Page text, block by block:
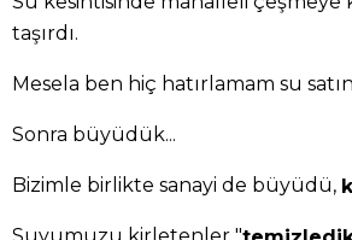
taşırdı.
Mesela ben hiç hatırlamam su satın
Sonra büyüdük...
Bizimle birlikte sanayi de büyüdü,